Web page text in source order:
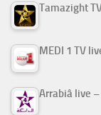
Tamazight
MEDI 1 TV
Arrabiâ live